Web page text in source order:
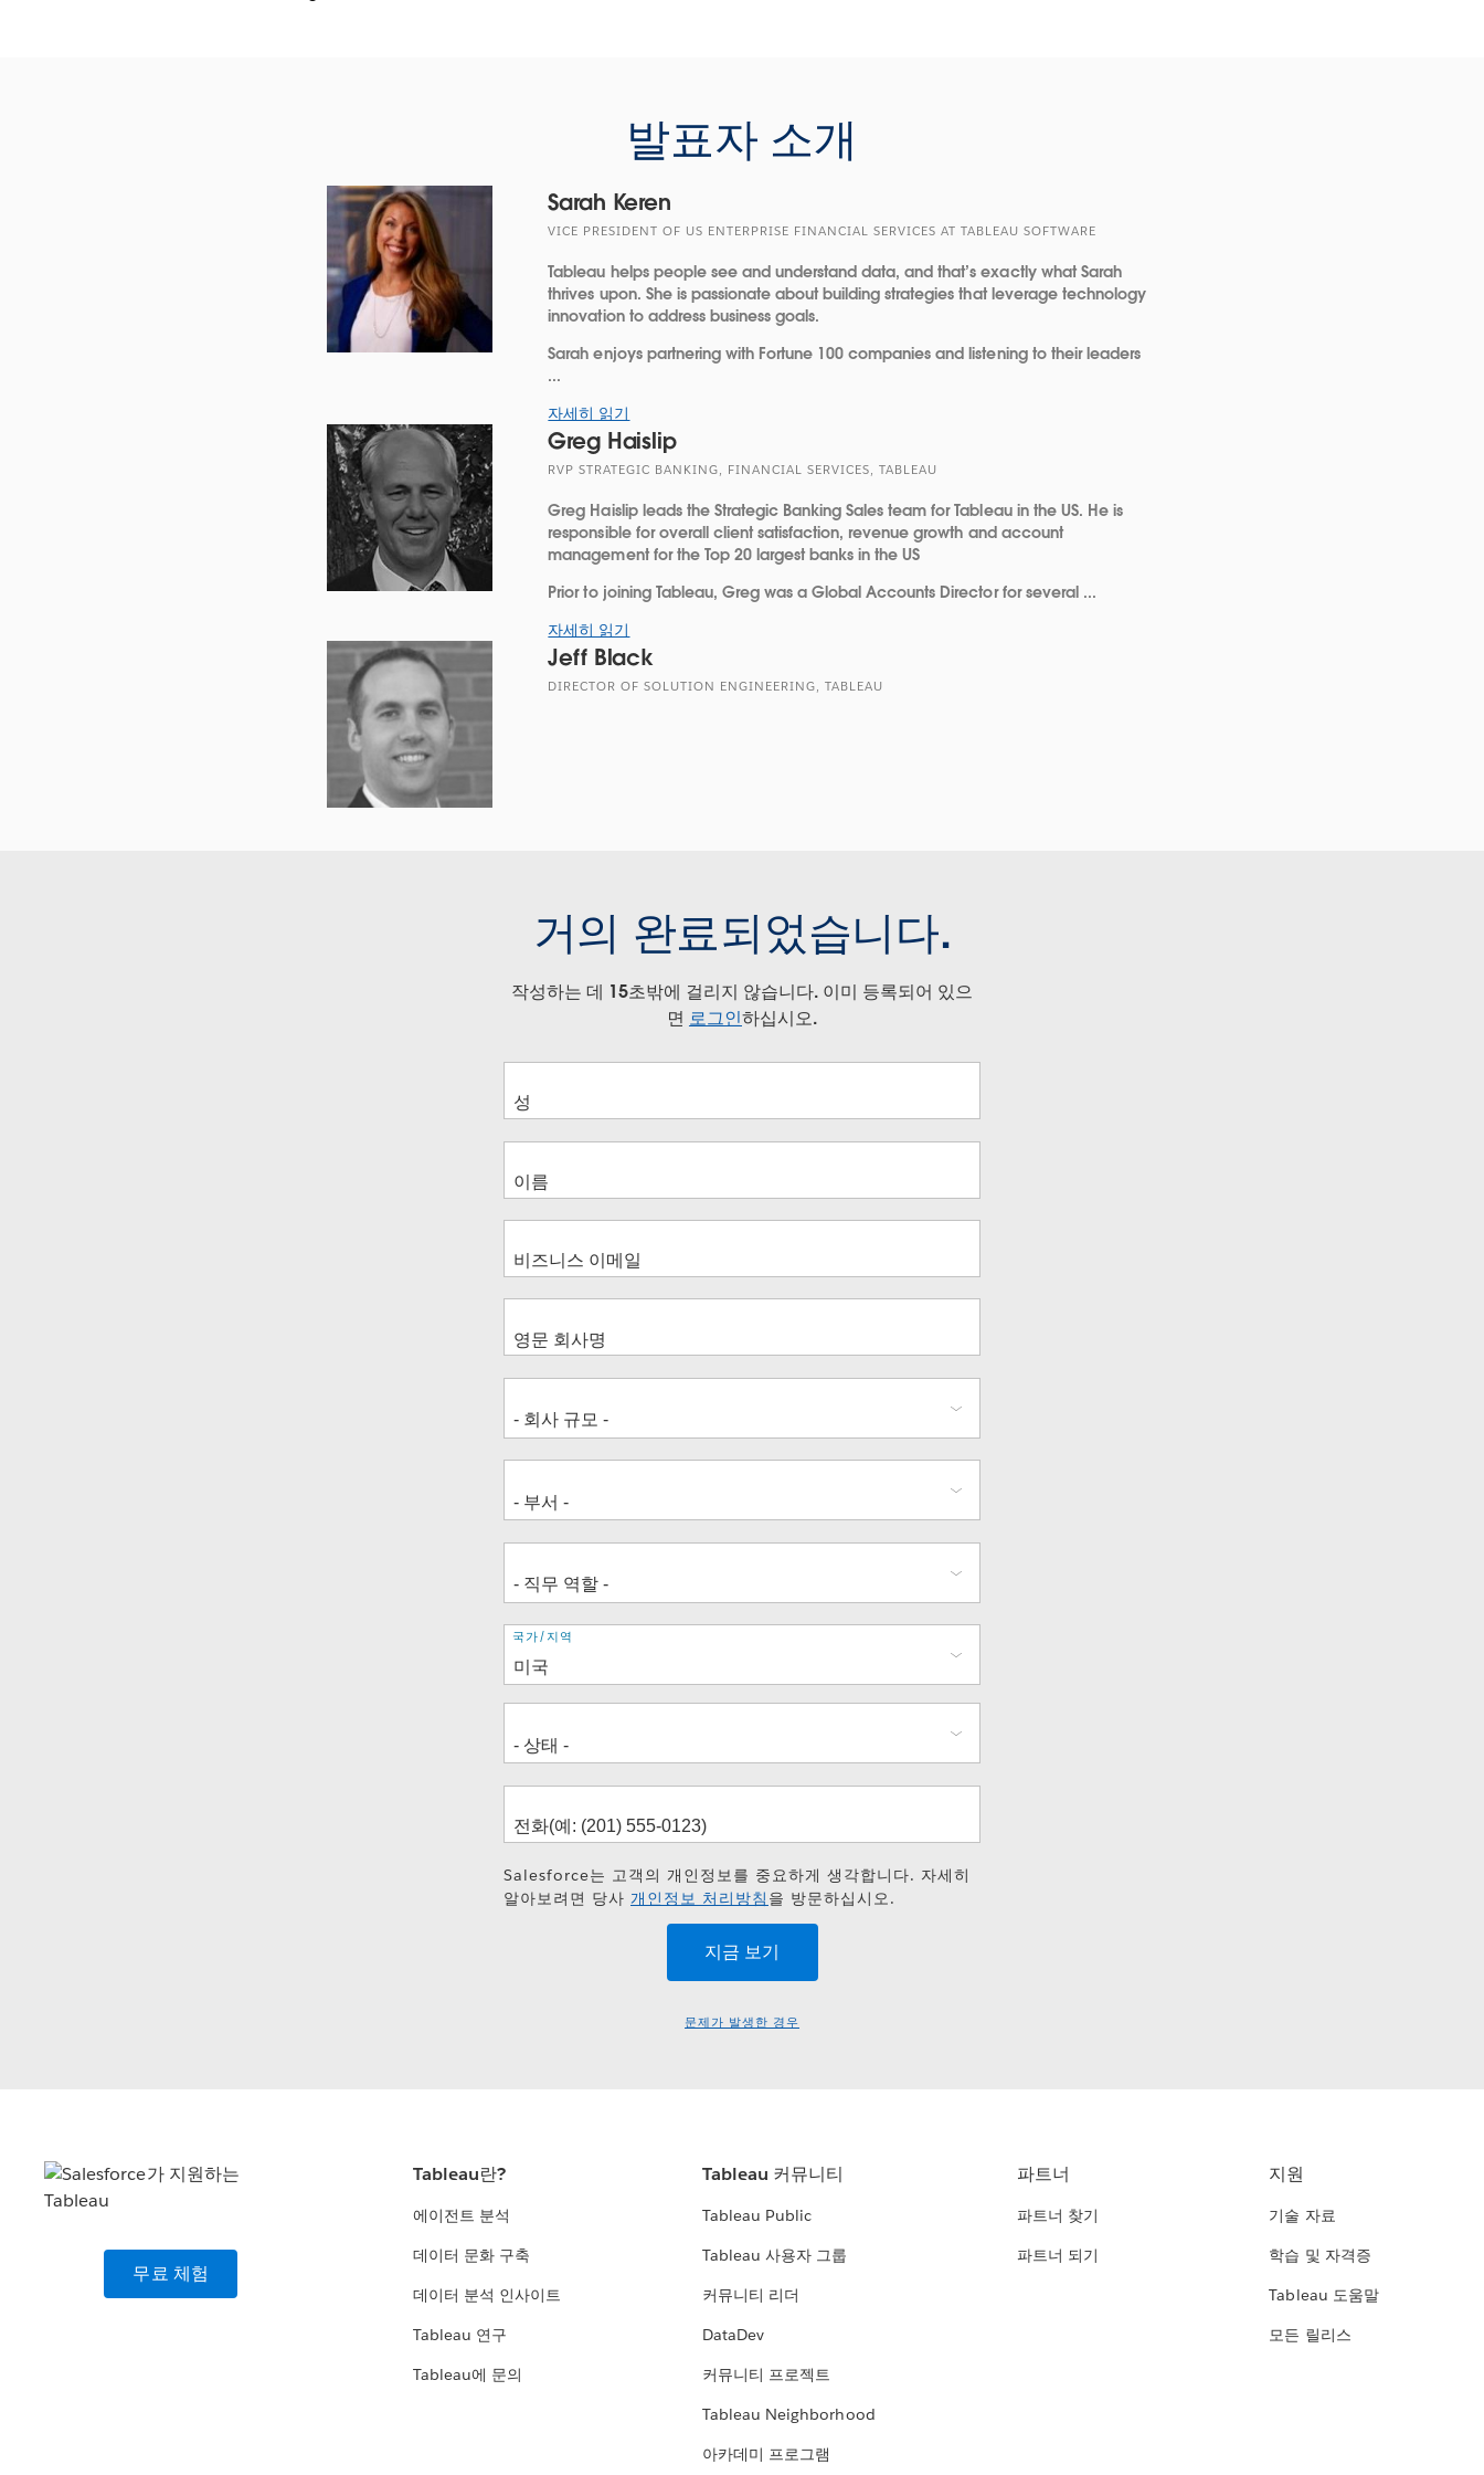
발표자 소개
Sarah Keren
VICE PRESIDENT OF US ENTERPRISE FINANCIAL SERVICES AT TABLEAU SOFTWARE
Tableau helps people see and understand data, and that’s exactly what Sarah
thrives upon. She is passionate about building strategies that leverage technology
innovation to address business goals.
Sarah enjoys partnering with Fortune 100 companies and listening to their leaders
...
자세히 읽기
Greg Haislip
RVP STRATEGIC BANKING, FINANCIAL SERVICES, TABLEAU
Greg Haislip leads the Strategic Banking Sales team for Tableau in the US. He is
responsible for overall client satisfaction, revenue growth and account
management for the Top 20 largest banks in the US
Prior to joining Tableau, Greg was a Global Accounts Director for several ...
자세히 읽기
Jeff Black
DIRECTOR OF SOLUTION ENGINEERING, TABLEAU
거의 완료되었습니다.
작성하는 데 15초밖에 걸리지 않습니다. 이미 등록되어 있으
면 로그인하십시오.
주
소
국가/지역
Salesforce는 고객의 개인정보를 중요하게 생각합니다. 자세히
알아보려면 당사 개인정보 처리방침 을 방문하십시오.
문제가 발생한 경우
무료 체험
Tableau란?
에이전트 분석
데이터 문화 구축
데이터 분석 인사이트
Tableau 연구
Tableau에 문의
Tableau 커뮤니티
Tableau Public
Tableau 사용자 그룹
커뮤니티 리더
DataDev
커뮤니티 프로젝트
Tableau Neighborhood
아카데미 프로그램
파트너
파트너 찾기
파트너 되기
지원
기술 자료
학습 및 자격증
Tableau 도움말
모든 릴리스